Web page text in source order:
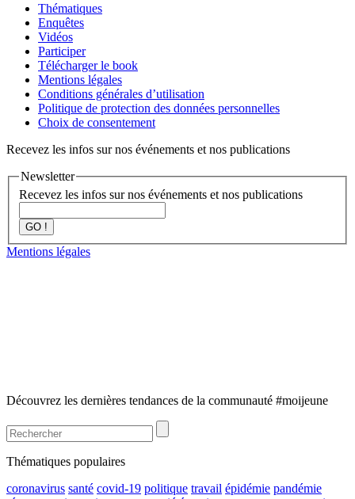
Thématiques
Enquêtes
Vidéos
Participer
Télécharger le book
Mentions légales
Conditions générales d’utilisation
Politique de protection des données personnelles
Choix de consentement
Recevez les infos sur nos événements et nos publications
Newsletter
Recevez les infos sur nos événements et nos publications
GO !
Mentions légales
Découvrez les dernières tendances de la communauté #moijeune
Thématiques populaires
coronavirus santé covid-19 politique travail épidémie pandémie